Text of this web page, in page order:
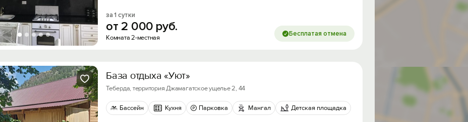
за 1 сутки
от 2 000 руб.
Комната 2-местная Бесплатая отмена
База отдыха «Уют»
Теберда, территория Джамагатское ущелье 2, 44
Бассейн Кухня Парковка Мангал Детская площадка